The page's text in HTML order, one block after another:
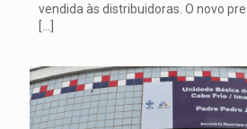
vendida às distribuidoras. O novo
[…]